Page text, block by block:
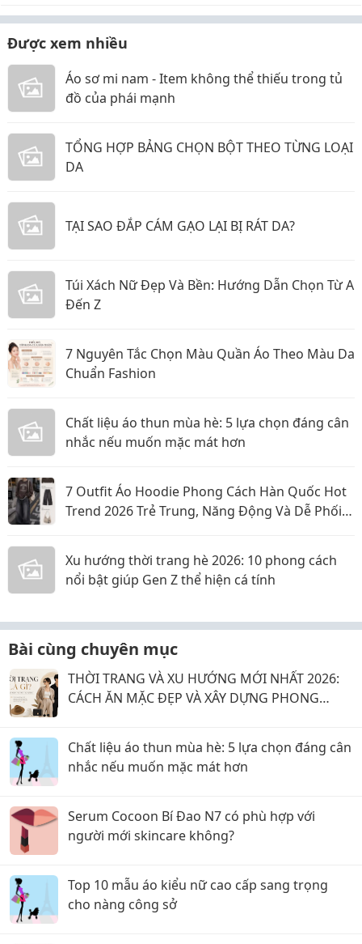
Được xem nhiều
Áo sơ mi nam - Item không thể thiếu trong tủ
đồ của phái mạnh
TỔNG HỢP BẢNG CHỌN BỘT THEO TỪNG LOẠI
DA
TẠI SAO ĐẮP CÁM GẠO LẠI BỊ RÁT DA?
Túi Xách Nữ Đẹp Và Bền: Hướng Dẫn Chọn Từ A
Đến Z
7 Nguyên Tắc Chọn Màu Quần Áo Theo Màu Da
Chuẩn Fashion
Chất liệu áo thun mùa hè: 5 lựa chọn đáng cân
nhắc nếu muốn mặc mát hơn
7 Outfit Áo Hoodie Phong Cách Hàn Quốc Hot
Trend 2026 Trẻ Trung, Năng Động Và Dễ Phối
Xu hướng thời trang hè 2026: 10 phong cách
nổi bật giúp Gen Z thể hiện cá tính
Bài cùng chuyên mục
THỜI TRANG VÀ XU HƯỚNG MỚI NHẤT 2026:
CÁCH ĂN MẶC ĐẸP VÀ XÂY DỰNG PHONG
Chất liệu áo thun mùa hè: 5 lựa chọn đáng cân
nhắc nếu muốn mặc mát hơn
Serum Cocoon Bí Đao N7 có phù hợp với
người mới skincare không?
Top 10 mẫu áo kiểu nữ cao cấp sang trọng
cho nàng công sở